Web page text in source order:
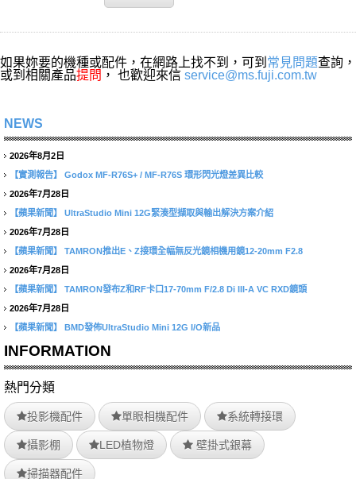
如果妳要的機種或配件，在網路上找不到，可到 常見問題查詢，
或到相關產品提問 ， 也歡迎來信 service@ms.fuji.com.tw
NEWS
2026年8月2日
【實測報告】
Godox MF-R76S+ / MF-R76S 環形閃光燈差異比較
2026年7月28日
【蘋果新聞】
UltraStudio Mini 12G緊湊型擷取與輸出解決方案介紹
2026年7月28日
【蘋果新聞】
TAMRON推出E、Z接環全幅無反光鏡相機用鏡12-20mm F2.8
2026年7月28日
【蘋果新聞】
TAMRON發布Z和RF卡口17-70mm F/2.8 Di III-A VC RXD鏡頭
2026年7月28日
【蘋果新聞】
BMD發佈UltraStudio Mini 12G I/O新品
INFORMATION
熱門分類
投影機配件 單眼相機配件 系統轉接環
攝影棚 LED植物燈 壁掛式銀幕
掃描器配件